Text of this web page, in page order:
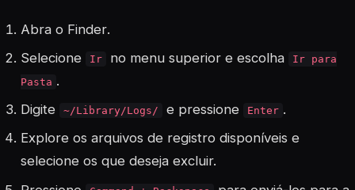
Abra o Finder.
Selecione
Ir no menu superior e escolha
Ir para
Pasta .
Digite
~/Library/Logs/ e pressione Enter .
Explore os arquivos de registro disponíveis e
selecione os que deseja excluir.